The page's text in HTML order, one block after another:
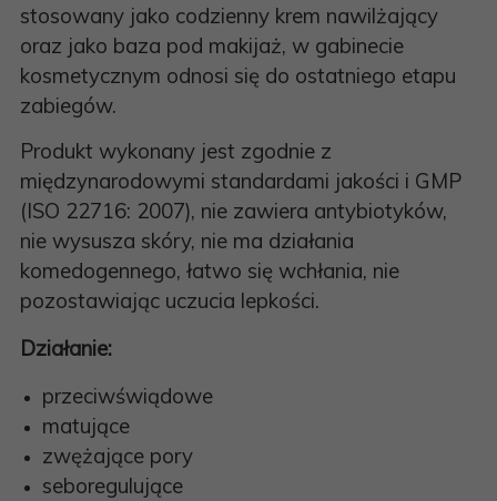
stosowany jako codzienny krem ​​nawilżający
oraz jako baza pod makijaż, w gabinecie
kosmetycznym odnosi się do ostatniego etapu
zabiegów.
Produkt wykonany jest zgodnie z
międzynarodowymi standardami jakości i GMP
(ISO 22716: 2007), nie zawiera antybiotyków,
nie wysusza skóry, nie ma działania
komedogennego, łatwo się wchłania, nie
pozostawiając uczucia lepkości.
Działanie:
przeciwświądowe
matujące
zwężające pory
seboregulujące